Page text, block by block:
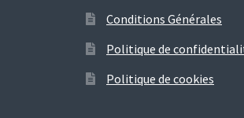
Conditions Générales
Politique de
Politique de cookies